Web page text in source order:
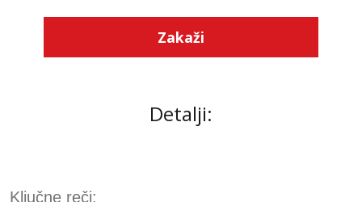
Zakaži
Detalji:
Ključne reči: